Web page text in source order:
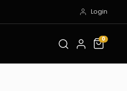
Login
0